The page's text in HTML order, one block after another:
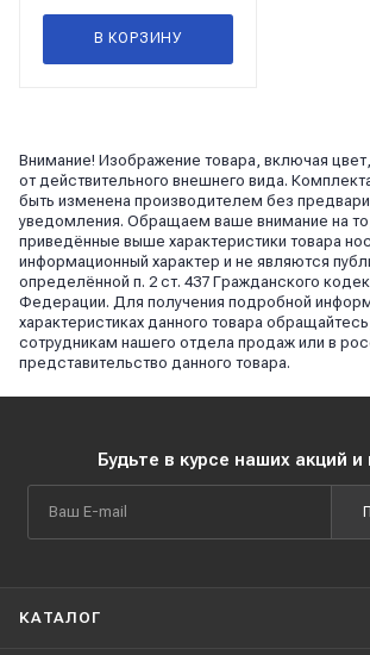
В КОРЗИНУ
Внимание! Изображение товара, включая
от действительного внешнего вида.
быть изменена производителем без
уведомления. Обращаем ваше внимание на
приведённые выше характеристики товара
информационный характер и не являются
определённой п. 2 ст. 437 Гражданского
Федерации. Для получения подробной
характеристиках данного товара
сотрудникам нашего отдела продаж или в
представительство данного товара.
Будьте в курсе наших акций
КАТАЛОГ